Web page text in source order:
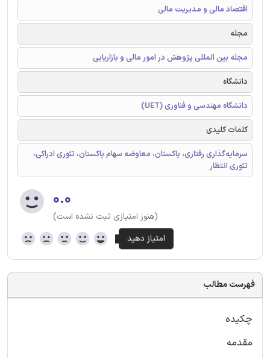
اقتصاد مالی و مدیریت مالی
مجله
مجله بین المللی پژوهش در امور مالی و بازاریابی
دانشگاه
دانشگاه مهندسی و فناوری (UET)
کلمات کلیدی
سرمایه‌گذاری رفتاری، پاکستان، معاوضه سهام پاکستان، تئوری ادراکی،
تئوری انتظار
۰.۰
(هنوز امتیازی ثبت نشده است)
فهرست مطالب
چکیده
مقدمه